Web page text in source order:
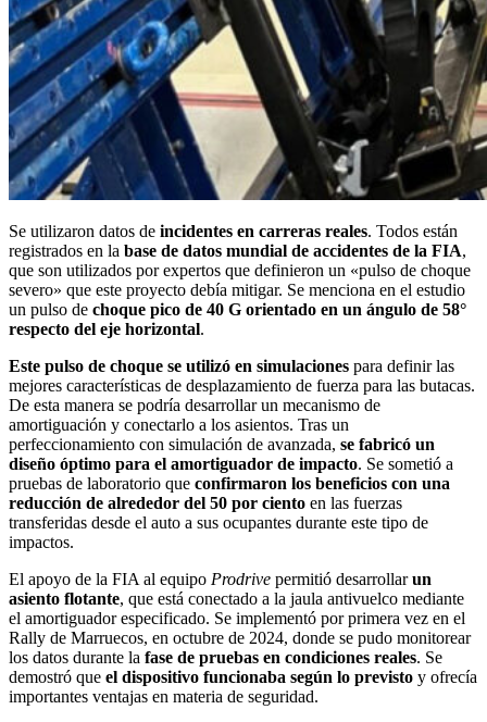
Se utilizaron datos de incidentes en carreras reales. Todos están
registrados en la base de datos mundial de accidentes de la FIA,
que son utilizados por expertos que definieron un «pulso de choque
severo» que este proyecto debía mitigar. Se menciona en el estudio
un pulso de choque pico de 40 G orientado en un ángulo de 58°
respecto del eje horizontal.
Este pulso de choque se utilizó en simulaciones para definir las
mejores características de desplazamiento de fuerza para las butacas.
De esta manera se podría desarrollar un mecanismo de
amortiguación y conectarlo a los asientos. Tras un
perfeccionamiento con simulación de avanzada, se fabricó un
diseño óptimo para el amortiguador de impacto. Se sometió a
pruebas de laboratorio que confirmaron los beneficios con una
reducción de alrededor del 50 por ciento en las fuerzas
transferidas desde el auto a sus ocupantes durante este tipo de
impactos.
El apoyo de la FIA al equipo Prodrive permitió desarrollarun
asiento flotante, que está conectado a la jaula antivuelco mediante
el amortiguador especificado. Se implementó por primera vez en el
Rally de Marruecos, en octubre de 2024, donde se pudo monitorear
los datos durante la fase de pruebas en condiciones reales. Se
demostró que el dispositivo funcionaba según lo previsto y ofrecía
importantes ventajas en materia de seguridad.